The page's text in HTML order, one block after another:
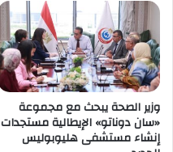
وزير الصحة يبحث مع مجموعة
«سان دوناتو» الإيطالية مستجدات
إنشاء مستشفى هليوبوليس